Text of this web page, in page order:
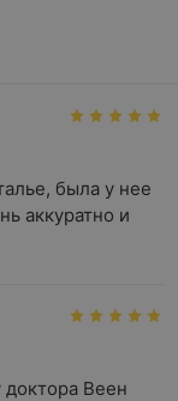
была у нее
аккуратно и
доктора Веен